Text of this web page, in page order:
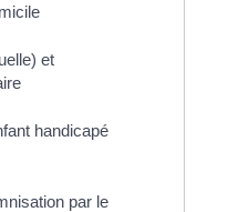
et
handicapé
par le